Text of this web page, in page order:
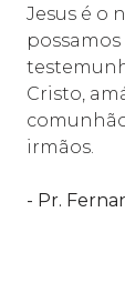
Jesus é o
Cristo,
irmãos.
- Pr.